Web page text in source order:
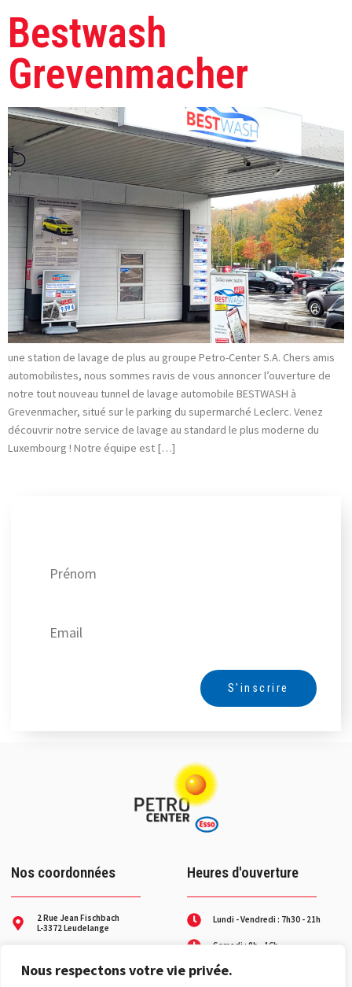
Nous respectons votre vie privée.
Bestwash
Grevenmacher
une station de lavage de plus au groupe Petro-Center S.A. Chers amis
automobilistes, nous sommes ravis de vous annoncer l’ouverture de
notre tout nouveau tunnel de lavage automobile BESTWASH à
Grevenmacher, situé sur le parking du supermarché Leclerc. Venez
découvrir notre service de lavage au standard le plus moderne du
Luxembourg ! Notre équipe est […]
S'inscrire
Nos coordonnées
2 Rue Jean Fischbach
L-3372 Leudelange
contact@petro-center.lu
Heures d'ouverture
Lundi - Vendredi : 7h30 - 21h
Samedi : 8h - 16h
Service dépannage les week-